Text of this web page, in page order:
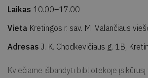
Laikas 10.00–17.00
Vieta Kretingos r. sav. M. Valančiaus
Adresas J. K. Chodkevičiaus g. 1B,
Kviečiame išbandyti bibliotekoje